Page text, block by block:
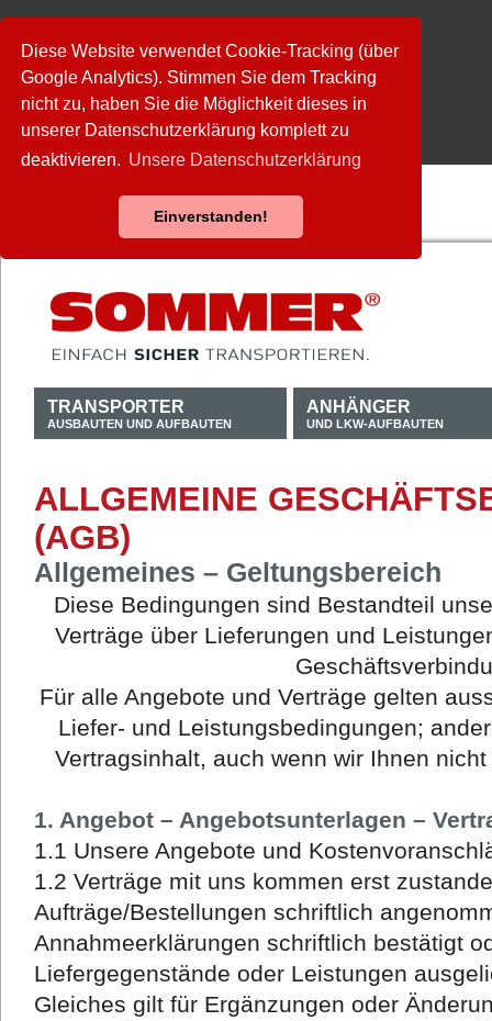
Diese Website verwendet Cookie-Tracking (über
Google Analytics). Stimmen Sie dem Tracking
nicht zu, haben Sie die Möglichkeit dieses in
unserer Datenschutzerklärung komplett zu
deaktivieren. Unsere Datenschutzerklärung
Einverstanden!
TRANSPORTER
AUSBAUTEN UND AUFBAUTEN
ANHÄNGER
UND LKW-AUFBAUTEN
ALLGEMEINE
(AGB)
Allgemeines – Geltungsbereich
Diese Bedingungen sind Bestandteil
Verträge über Lieferungen und
Für alle Angebote und Verträge gelten
Liefer- und Leistungsbedingungen;
Vertragsinhalt, auch wenn wir Ihnen
1. Angebot – Angebotsunterlagen –
1.1 Unsere Angebote und
1.2 Verträge mit uns kommen erst
Aufträge/Bestellungen schriftlich
Annahmeerklärungen schriftlich bestätigt
Liefergegenstände oder Leistungen
Gleiches gilt für Ergänzungen oder